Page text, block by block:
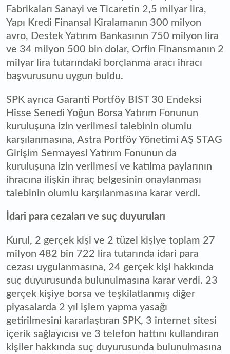
Fabrikaları Sanayi ve Ticaretin 2,5 milyar lira,
Yapı Kredi Finansal Kiralamanın 300 milyon
avro, Destek Yatırım Bankasının 750 milyon lira
ve 34 milyon 500 bin dolar, Orfin Finansmanın 2
milyar lira tutarındaki borçlanma aracı ihracı
başvurusunu uygun buldu.
SPK ayrıca Garanti Portföy BIST 30 Endeksi
Hisse Senedi Yoğun Borsa Yatırım Fonunun
kuruluşuna izin verilmesi talebinin olumlu
karşılanmasına, Astra Portföy Yönetimi AŞ STAG
Girişim Sermayesi Yatırım Fonunun da
kuruluşuna izin verilmesi ve katılma paylarının
ihracına ilişkin ihraç belgesinin onaylanması
talebinin olumlu karşılanmasına karar verdi.
İdari para cezaları ve suç duyuruları
Kurul, 2 gerçek kişi ve 2 tüzel kişiye toplam 27
milyon 482 bin 722 lira tutarında idari para
cezası uygulanmasına, 24 gerçek kişi hakkında
suç duyurusunda bulunulmasına karar verdi. 23
gerçek kişiye borsa ve teşkilatlanmış diğer
piyasalarda 2 yıl işlem yapma yasağı
getirilmesini kararlaştıran SPK, 3 internet sitesi
içerik sağlayıcısı ve 3 telefon hattını kullandıran
kişiler hakkında suç duyurusunda bulunulmasına